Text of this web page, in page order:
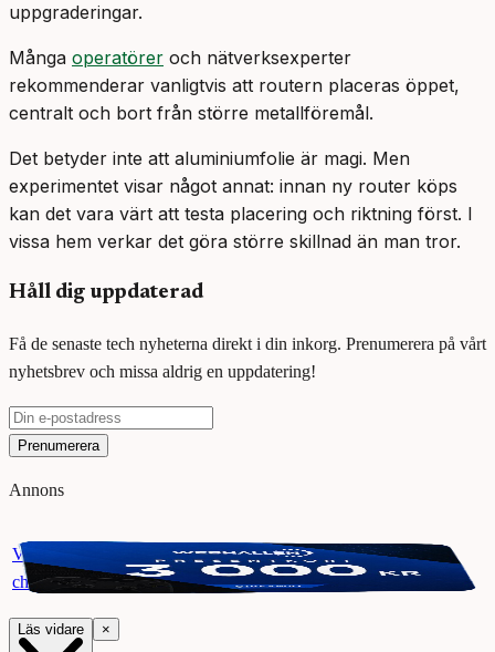
uppgraderingar.
Många operatörer och nätverksexperter
rekommenderar vanligtvis att routern placeras öppet,
centralt och bort från större metallföremål.
Det betyder inte att aluminiumfolie är magi. Men
experimentet visar något annat: innan ny router köps
kan det vara värt att testa placering och riktning först. I
vissa hem verkar det göra större skillnad än man tror.
Håll dig uppdaterad
Få de senaste tech nyheterna direkt i din inkorg. Prenumerera på vårt
nyhetsbrev och missa aldrig en uppdatering!
Prenumerera
Annons
Vinn ett presentkort på Webhallen. Delta i vår giveaway för
chansen att vinna 3000 kr.
Läs vidare ×